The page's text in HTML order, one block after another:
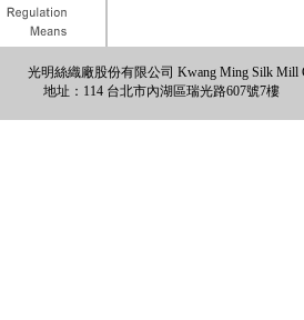
光明絲織廠股份有限公司 Kwang Ming Silk Mill
地址：114 台北市內湖區瑞光路607